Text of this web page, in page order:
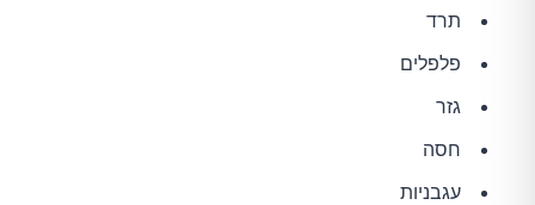
תרד
פלפלים
גזר
חסה
עגבניות